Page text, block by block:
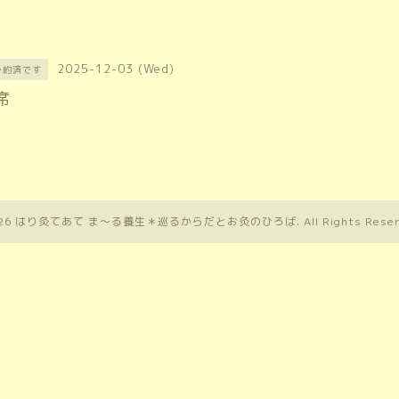
約済です 2025-12-03 (Wed)
はり灸てあて ま〜る養生＊巡るからだとお灸のひろば. All Rights